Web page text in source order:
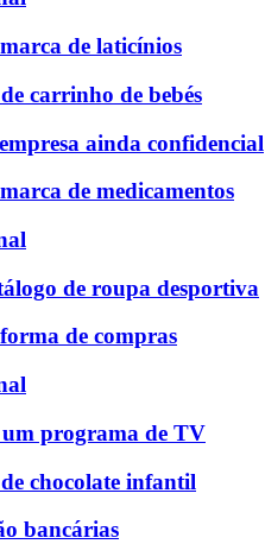
de laticínios
carrinho de bebés
ainda confidencial
de medicamentos
de roupa desportiva
de compras
um programa de TV
chocolate infantil
bancárias